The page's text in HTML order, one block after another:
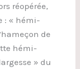
réopérée,
: « hémi-
de
hémi-
» du